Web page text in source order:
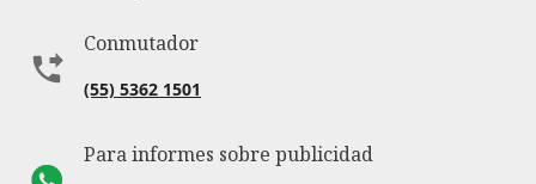
Conmutador
(55) 5362 1501
Para informes sobre publicidad